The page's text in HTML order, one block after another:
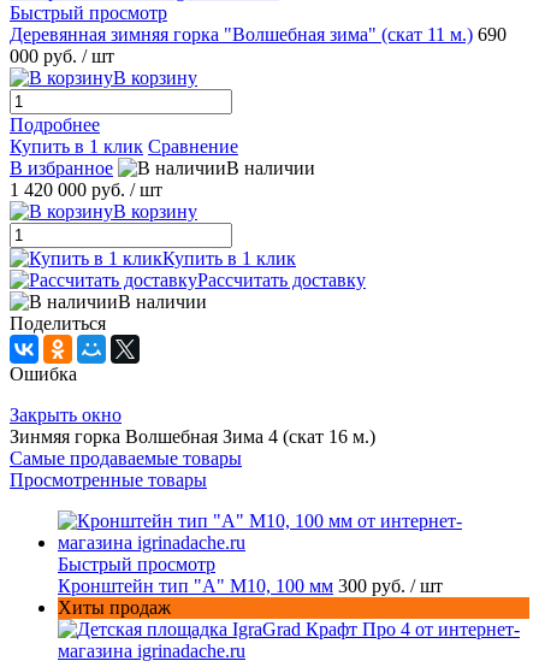
Быстрый просмотр
Деревянная зимняя горка "Волшебная зима" (скат 11 м.) 690
000 руб. / шт
В корзину
Подробнее
Купить в 1 клик Сравнение
В избранное
В наличии
1 420 000 руб. / шт
В корзину
Купить в 1 клик
Рассчитать доставку
В наличии
Поделиться
Ошибка
Закрыть окно
Зинмяя горка Волшебная Зима 4 (скат 16 м.)
Самые продаваемые товары
Просмотренные товары
Быстрый просмотр
Кронштейн тип "A" M10, 100 мм 300 руб. / шт
Хиты продаж